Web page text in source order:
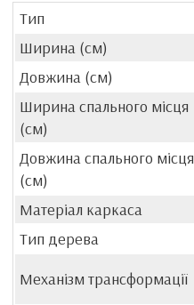
Тип
Ширина (см)
Довжина (см)
Ширина спального місця
(см)
Довжина спального місця
(см)
Матеріал каркаса
Тип дерева
Механізм трансформації